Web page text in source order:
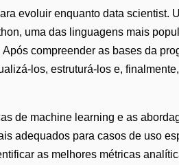
evoluir enquanto data
uma das linguagens mais
compreender as bases da
los, estruturá-los e,
de machine learning e as
adequados para casos de uso
as melhores métricas